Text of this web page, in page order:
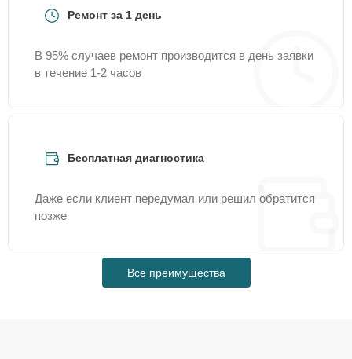
Ремонт за 1 день
В 95% случаев ремонт производится в день заявки
в течение 1-2 часов
Бесплатная диагностика
Даже если клиент передумал или решил обратится
позже
Все преимущества